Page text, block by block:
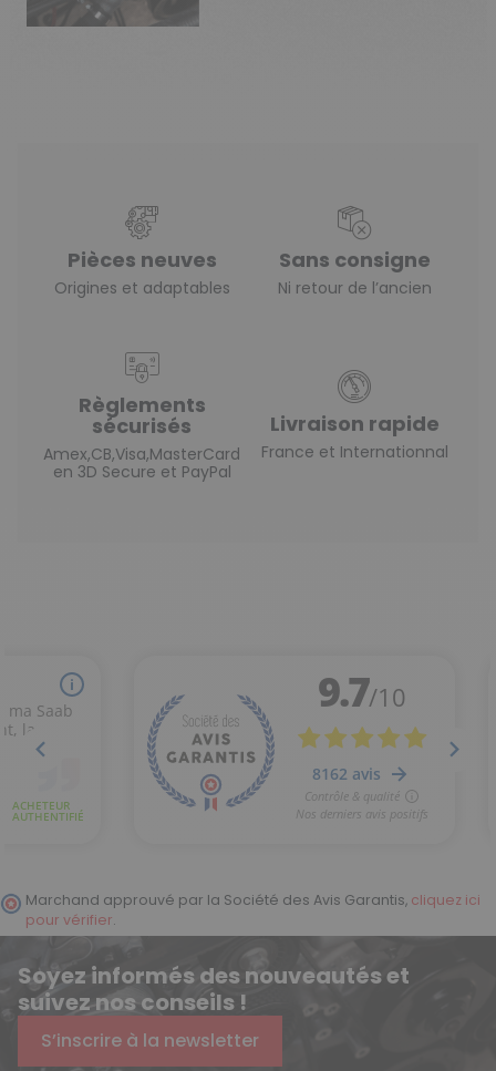
Pièces neuves
Origines et adaptables
Sans consigne
Ni retour de l’ancien
Règlements
sécurisés
Amex,CB,Visa,MasterCard
en 3D Secure et PayPal
Livraison rapide
France et Internationnal
Marchand approuvé par la Société des Avis Garantis, cliquez ici
pour vérifier.
Soyez informés des nouveautés et
suivez nos conseils !
S’inscrire à la newsletter